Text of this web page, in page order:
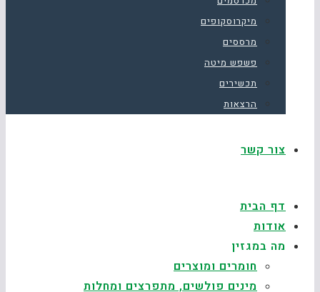
מיקרוסקופים
מרססים
פשפש מיטה
תכשירים
הרצאות
צור קשר
דף הבית
אודות
מה במגזין
חומרים ומוצרים
מינים פולשים, מתפרצים ומחלות